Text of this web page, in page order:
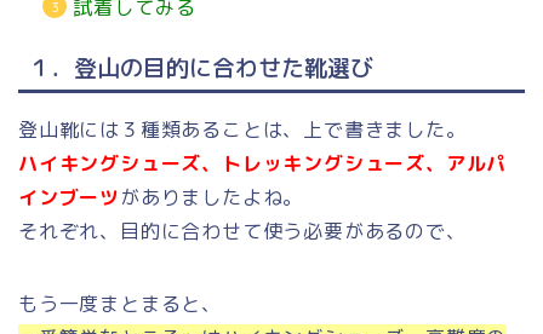
試着してみる
１．登山の目的に合わせた靴選び
登山靴には３種類あることは、上で書きました。
ハイキングシューズ、トレッキングシューズ、アルパ
インブーツがありましたよね。
それぞれ、目的に合わせて使う必要があるので、
もう一度まとまると、